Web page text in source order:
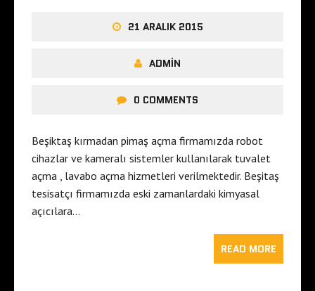
21 ARALIK 2015
ADMIN
0 COMMENTS
Beşiktaş kırmadan pimaş açma firmamızda robot
cihazlar ve kameralı sistemler kullanılarak tuvalet
açma , lavabo açma hizmetleri verilmektedir. Beşitaş
tesisatçı firmamızda eski zamanlardaki kimyasal
açıcılara…
READ MORE